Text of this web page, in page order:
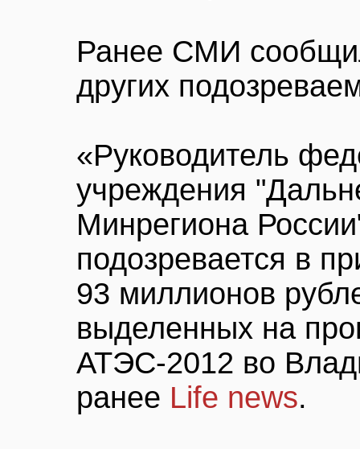
Ранее СМИ
других
«Руководитель
учреждения
Минрегиона
подозревается в
93 миллионов
выделенных на
АТЭС-2012 во
ранее Life news.